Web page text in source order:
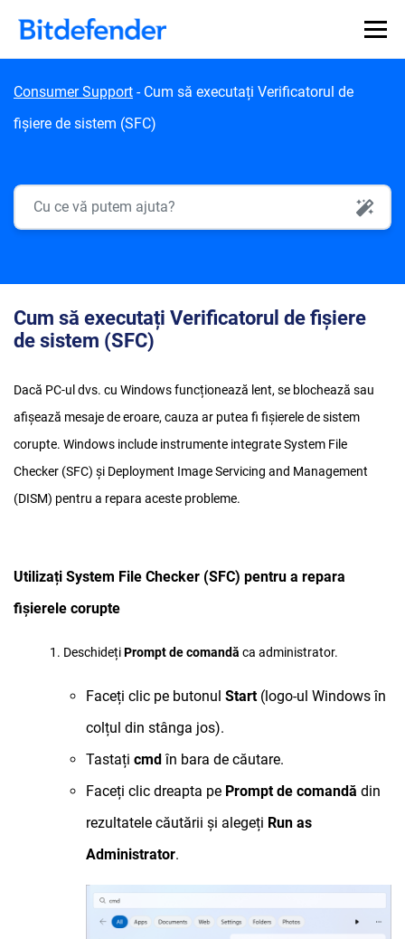
Consumer Support - Cum să executați Verificatorul de
fișiere de sistem (SFC)
Cum să executați Verificatorul de fișiere
de sistem (SFC)
Dacă PC-ul dvs. cu Windows funcționează lent, se blochează sau
afișează mesaje de eroare, cauza ar putea fi fișierele de sistem
corupte. Windows include instrumente integrate System File
Checker (SFC) și Deployment Image Servicing and Management
(DISM) pentru a repara aceste probleme.
Utilizați System File Checker (SFC) pentru a repara
fișierele corupte
1. DeschidețiPrompt de comandă ca administrator.
Faceți clic pe butonul Start(logo-ul Windows în
colțul din stânga jos).
Tastați cmdîn bara de căutare.
Faceți clic dreapta pe Prompt de comandă din
rezultatele căutării și alegeți Run as
Administrator.